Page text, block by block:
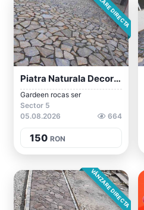
Piatra Naturala Decorativa Vând Și Monte...
Gardeen rocas ser
Sector 5
05.08.2026
664
150 RON
VÂNZARE DIRECTA